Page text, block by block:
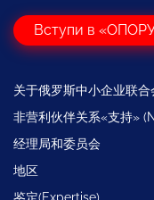
Вступи в
关于俄罗斯中小企业联合
非营利伙伴关系«支持»
经理局和委员会
地区